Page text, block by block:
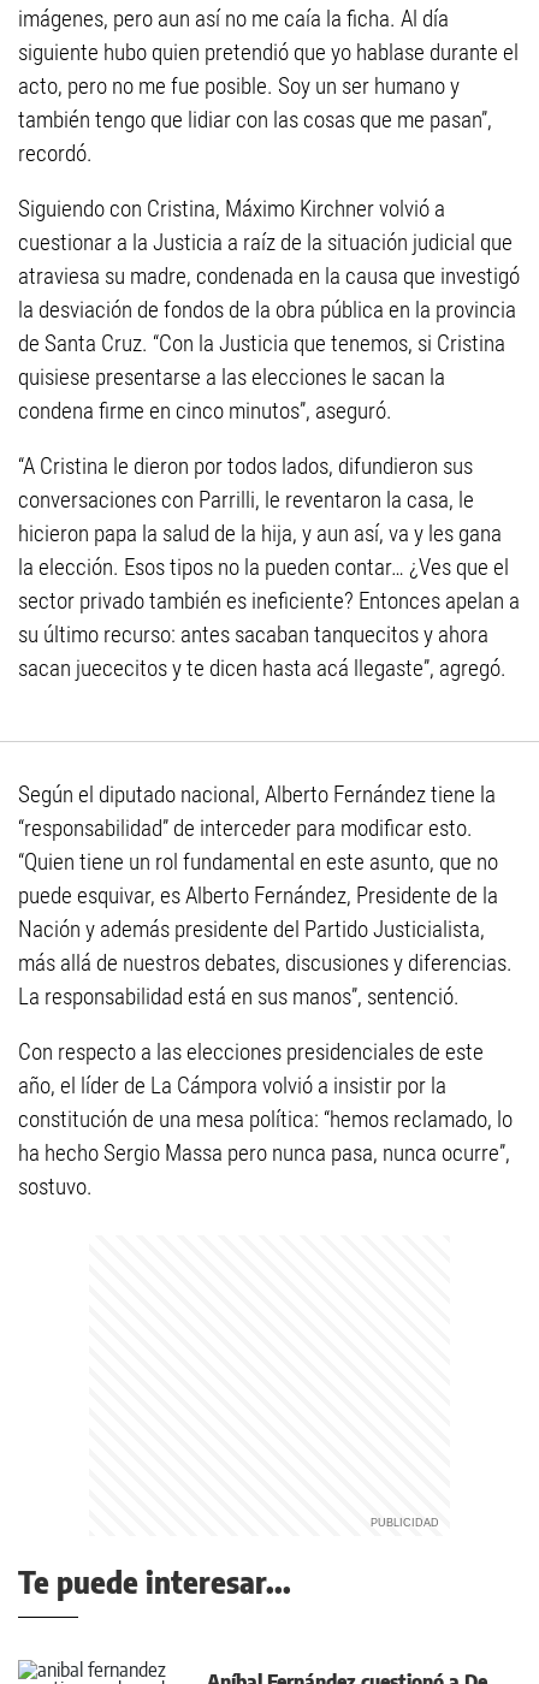
imágenes, pero aun así no me caía la ficha. Al día
siguiente hubo quien pretendió que yo hablase durante el
acto, pero no me fue posible. Soy un ser humano y
también tengo que lidiar con las cosas que me pasan”,
recordó.
Siguiendo con Cristina, Máximo Kirchner volvió a
cuestionar a la Justicia a raíz de la situación judicial que
atraviesa su madre, condenada en la causa que investigó
la desviación de fondos de la obra pública en la provincia
de Santa Cruz. “Con la Justicia que tenemos, si Cristina
quisiese presentarse a las elecciones le sacan la
condena firme en cinco minutos”, aseguró.
“A Cristina le dieron por todos lados, difundieron sus
conversaciones con Parrilli, le reventaron la casa, le
hicieron papa la salud de la hija, y aun así, va y les gana
la elección. Esos tipos no la pueden contar… ¿Ves que el
sector privado también es ineficiente? Entonces apelan a
su último recurso: antes sacaban tanquecitos y ahora
sacan juececitos y te dicen hasta acá llegaste”, agregó.
Según el diputado nacional, Alberto Fernández tiene la
“responsabilidad” de interceder para modificar esto.
“Quien tiene un rol fundamental en este asunto, que no
puede esquivar, es Alberto Fernández, Presidente de la
Nación y además presidente del Partido Justicialista,
más allá de nuestros debates, discusiones y diferencias.
La responsabilidad está en sus manos”, sentenció.
Con respecto a las elecciones presidenciales de este
año, el líder de La Cámpora volvió a insistir por la
constitución de una mesa política: “hemos reclamado, lo
ha hecho Sergio Massa pero nunca pasa, nunca ocurre”,
sostuvo.
Te puede interesar...